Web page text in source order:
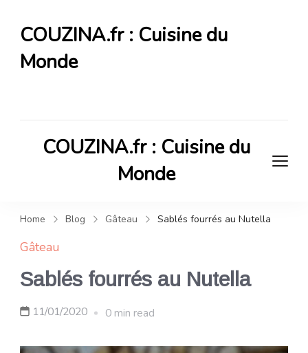
COUZINA.fr : Cuisine du
Monde
COUZINA.fr : Cuisine du
Monde
Home Blog Gâteau Sablés fourrés au Nutella
Gâteau
Sablés fourrés au Nutella
11/01/2020 0 min read